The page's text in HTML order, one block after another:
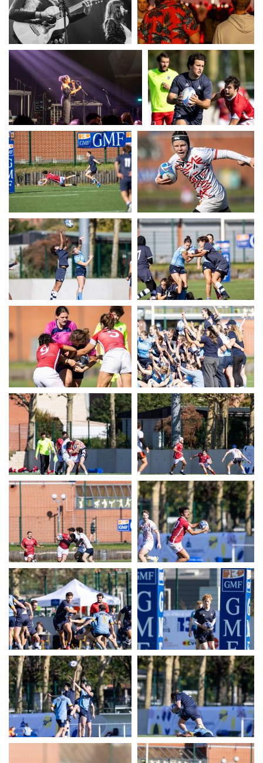
UERC
UERC UERC
UERC UERC
UERC UERC
UERC UERC
UERC UERC
UERC UERC
UERC